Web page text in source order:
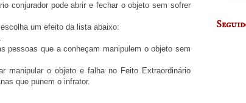
conjurador pode abrir e fechar o objeto sem sofrer
um efeito da lista abaixo:
pessoas que a conheçam manipulem o objeto sem
manipular o objeto e falha no Feito Extraordinário
que punem o infrator.